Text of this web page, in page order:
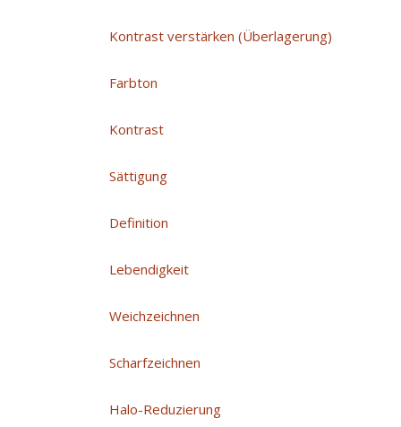
Kontrast verstärken (Überlagerung)
Farbton
Kontrast
Sättigung
Definition
Lebendigkeit
Weichzeichnen
Scharfzeichnen
Halo-Reduzierung